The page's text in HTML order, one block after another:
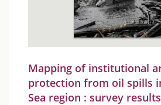
Mapping of institutional
protection from oil spills
Sea region : survey